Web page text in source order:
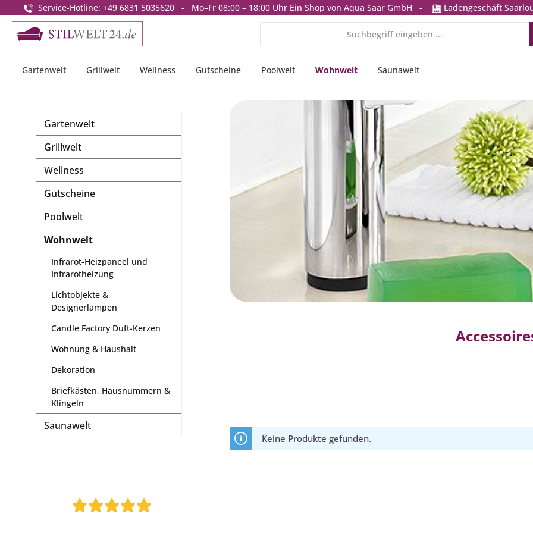
Zur Hauptnavigation springen
Service-Hotline: +49 6831 5035620 - Mo–Fr 08:00 – 18:00 Uhr Ein Shop von Aqua Saar GmbH - Ladengeschäft
Gartenwelt Grillwelt Wellness Gutscheine Poolwelt Wohnwelt Saunawelt
Gartenwelt
Grillwelt
Wellness
Gutscheine
Poolwelt
Wohnwelt
Infrarot-Heizpaneel und
Infrarotheizung
Lichtobjekte &
Designerlampen
Candle Factory Duft-Kerzen
Wohnung & Haushalt
Dekoration
Briefkästen, Hausnummern &
Klingeln
Saunawelt
Keine Produkte gefunden.